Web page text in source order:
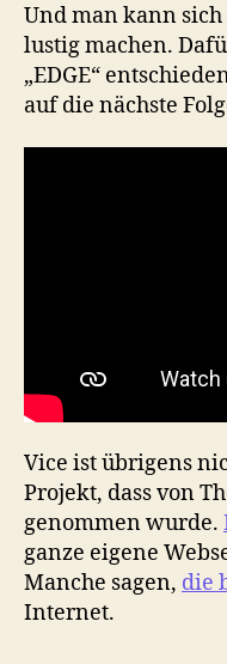
Und man kann
lustig machen.
„EDGE“
auf die nächste
Vice ist übrigens
Projekt, dass von
genommen wurde.
ganze eigene
Manche sagen, die
Internet.